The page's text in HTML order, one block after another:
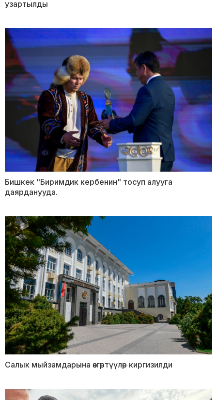
узартылды
Бишкек "Биримдик кербенин" тосуп алууга
даярданууда.
Салык мыйзамдарына өзгөртүүлөр киргизилди